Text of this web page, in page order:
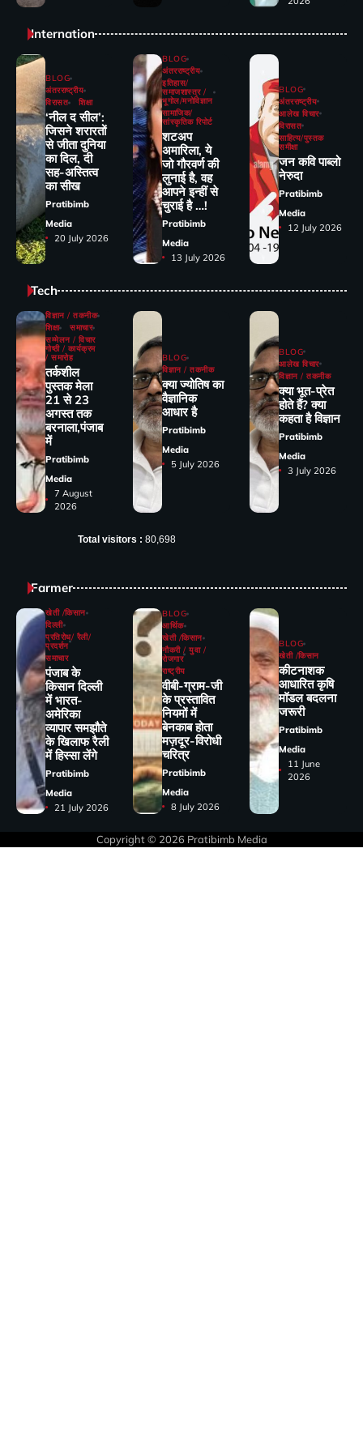
Internation
BLOG
अंतरराष्ट्रीय
विरासत
शिक्षा
‘नील द सील’:
जिसने शरारतों
से जीता दुनिया
का दिल, दी
सह-अस्तित्व
का सीख
Pratibimb
Media
20 July 2026
BLOG
अंतरराष्ट्रीय
इतिहास/
समाजशास्त्र /
भूगोल/मनोविज्ञान
सामाजिक/
सांस्कृतिक रिपोर्ट
शटअप
अमारिला, ये
जो गौरवर्ण की
लुनाई है, वह
आपने इन्हीं से
चुराई है …!
Pratibimb
Media
13 July 2026
BLOG
अंतरराष्ट्रीय
आलेख विचार
विरासत
साहित्य/पुस्तक
समीक्षा
जन कवि पाब्लो
नेरुदा
Pratibimb
Media
12 July 2026
Tech
विज्ञान / तकनीक
शिक्षा
समाचार
सम्मेलन / विचार
गोष्ठी / कार्यक्रम
/ समारोह
तर्कशील
पुस्तक मेला
21 से 23
अगस्त तक
बरनाला,पंजाब
में
Pratibimb
Media
7 August
2026
BLOG
विज्ञान / तकनीक
क्या ज्योतिष का
वैज्ञानिक
आधार है
Pratibimb
Media
5 July 2026
BLOG
आलेख विचार
विज्ञान / तकनीक
क्या भूत-प्रेत
होते हैं? क्या
कहता है विज्ञान
Pratibimb
Media
3 July 2026
Total visitors : 80,698
Farmer
खेती /किसान
दिल्ली
प्रतिरोध/ रैली/
प्रदर्शन
समाचार
पंजाब के
किसान दिल्ली
में भारत-
अमेरिका
व्यापार समझौते
के खिलाफ रैली
में हिस्सा लेंगे
Pratibimb
Media
21 July 2026
BLOG
आर्थिक
खेती /किसान
नौकरी / युवा /
रोजगार
राष्ट्रीय
वीबी-ग्राम-जी
के प्रस्तावित
नियमों में
बेनकाब होता
मज़दूर-विरोधी
चरित्र
Pratibimb
Media
8 July 2026
BLOG
खेती /किसान
कीटनाशक
आधारित कृषि
मॉडल बदलना
जरूरी
Pratibimb
Media
11 June
2026
Copyright © 2026 Pratibimb Media